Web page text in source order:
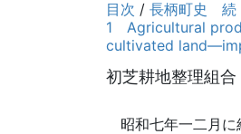
目次 / 長柄町史 続
1 Agricultural
cultivated
初芝耕地整理組合
昭和七年一二月に